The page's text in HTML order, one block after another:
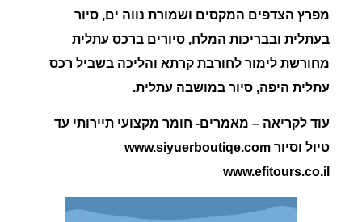
מפרץ הצדפים המקסים ושמורת נווה ים, סיור
בעתלית ובבריכות המלח, סיורים ברכס עתלית
מחורשת לימור לחורבת קרתא והליכה בשביל רכס
עתלית היפה, סיור במושבה עתלית.
עוד לקריאה – מאמרים- חומר מקצועי תיירותי עד
טיול וסיור www.siyuerboutiqe.com
www.efitours.co.il